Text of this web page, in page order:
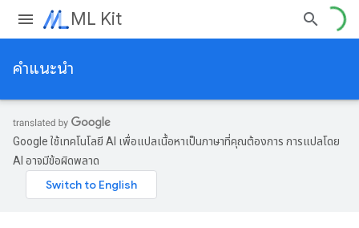
ML Kit
คำแนะนำ
Google ใช้เทคโนโลยี AI เพื่อแปลเนื้อหาเป็นภาษาที่คุณต้องการ การแปลโดย
AI อาจมีข้อผิดพลาด